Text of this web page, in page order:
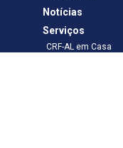
Notícias
Serviços
CRF-AL em Casa